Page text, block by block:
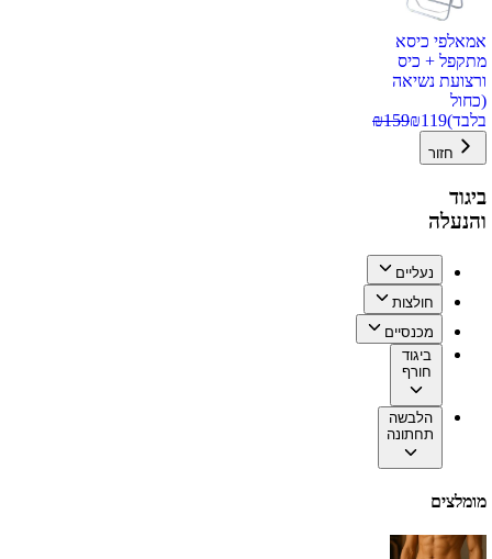
אמאלפי כיסא
מתקפל + כיס
ורצועת נשיאה
(כחול
בלבד)
₪119
₪159
חזור
ביגוד
והנעלה
נעליים
חולצות
מכנסיים
ביגוד
חורף
הלבשה
תחתונה
מומלצים